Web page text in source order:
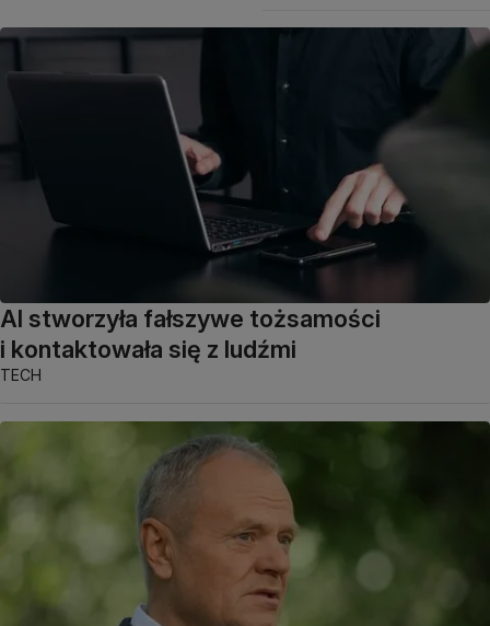
AI stworzyła fałszywe tożsamości
i kontaktowała się z ludźmi
TECH